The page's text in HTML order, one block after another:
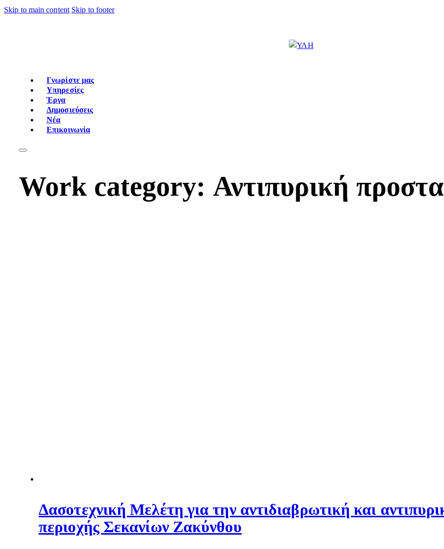
Skip to main content Skip to footer
Γνωρίστε μας
Υπηρεσίες
Έργα
Δημοσιεύσεις
Νέα
Επικοινωνία
Work category: Αντιπυρική
Δασοτεχνική Μελέτη για την αντιδιαβρωτική και
περιοχής Σεκανίων Ζακύνθου